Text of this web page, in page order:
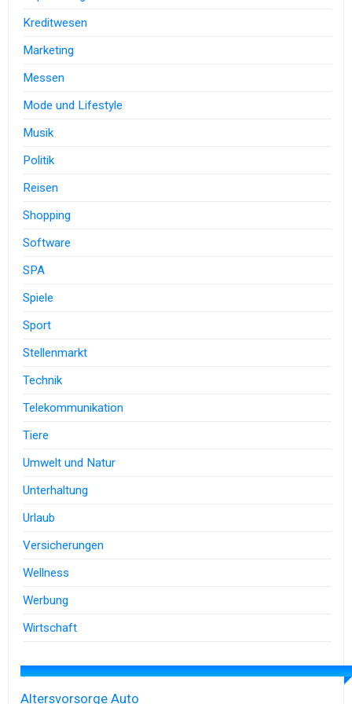
Kreditwesen
Marketing
Messen
Mode und Lifestyle
Musik
Politik
Reisen
Shopping
Software
SPA
Spiele
Sport
Stellenmarkt
Technik
Telekommunikation
Tiere
Umwelt und Natur
Unterhaltung
Urlaub
Versicherungen
Wellness
Werbung
Wirtschaft
Altersvorsorge Auto